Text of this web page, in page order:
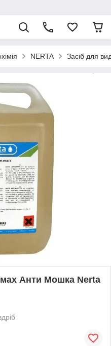
NERTA Засіб для
Анти Мошка Nerta